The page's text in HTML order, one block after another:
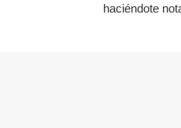
haciéndote